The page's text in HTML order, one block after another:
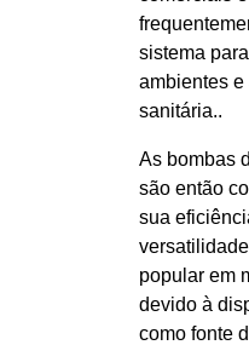
sistema
ambientes
sanitária..
As bombas
são então
sua
popular em
devido à
como fonte